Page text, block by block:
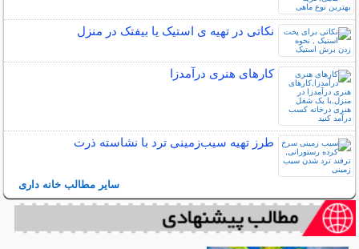
نکاتی در تهیه ی استیک یا بیفتک در منزل
کارهای هنری درآمدزا
طرز تهیه سیب‌زمینی ترد با نشاسته ذرت
سایر مطالب خانه داری